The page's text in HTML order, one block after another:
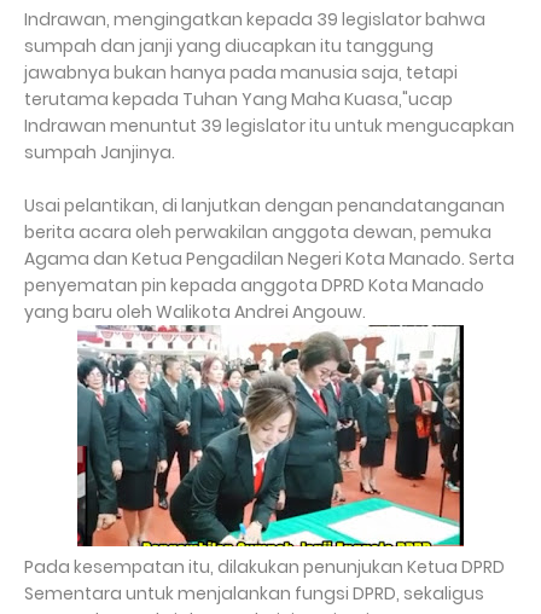
Indrawan, mengingatkan kepada 39 legislator bahwa
sumpah dan janji yang diucapkan itu tanggung
jawabnya bukan hanya pada manusia saja, tetapi
terutama kepada Tuhan Yang Maha Kuasa,"ucap
Indrawan menuntut 39 legislator itu untuk mengucapkan
sumpah Janjinya.
Usai pelantikan, di lanjutkan dengan penandatanganan
berita acara oleh perwakilan anggota dewan, pemuka
Agama dan Ketua Pengadilan Negeri Kota Manado. Serta
penyematan pin kepada anggota DPRD Kota Manado
yang baru oleh Walikota Andrei Angouw.
Pada kesempatan itu, dilakukan penunjukan Ketua DPRD
Sementara untuk menjalankan fungsi DPRD, sekaligus